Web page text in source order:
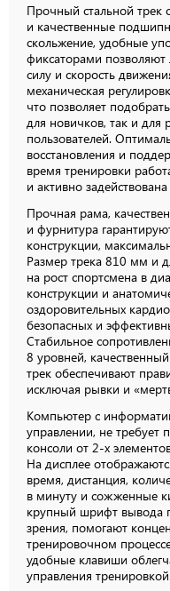
Прочный стальной
и качественные
скольжение, удобные
фиксаторами позволяют
силу и скорость
механическая
что позволяет
для новичков, так и для
пользователей.
восстановления и
время тренировки
и активно
Прочная рама,
и фурнитура
конструкции,
Размер трека 810 мм и
на рост спортсмена в
конструкции и
оздоровительных
безопасных и
Стабильное
8 уровней,
трек обеспечивают
исключая рывки и
Компьютер с
управлении, не требует
консоли от 2-х
На дисплее
время, дистанция,
в минуту и сожженные
крупный шрифт вывода
зрения, помогают
тренировочном
удобные клавиши
управления